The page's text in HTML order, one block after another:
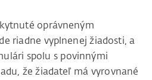
oprávneným
riadne vyplnenej žiadosti, a
spolu s povinnými
že žiadateľ má vyrovnané